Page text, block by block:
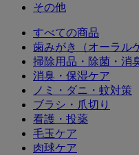
その他
すべての商品
歯みがき（オーラル
掃除用品・除菌・消
消臭・保湿ケア
ノミ・ダニ・蚊対策
ブラシ・爪切り
看護・投薬
毛玉ケア
肉球ケア